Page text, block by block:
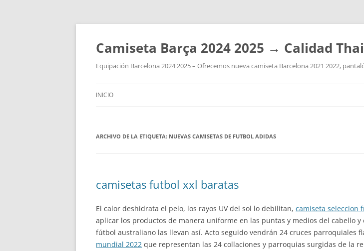
Camiseta Barça 2024 2025 → Calidad
Equipación Barcelona 2024 2025 – Ofrecemos nueva camiseta Barcelona 2021 2022,
INICIO
ARCHIVO DE LA ETIQUETA: NUEVAS CAMISETAS DE FUTBOL ADIDAS
camisetas futbol xxl baratas
El calor deshidrata el pelo, los rayos UV del sol lo debilitan, camiseta seleccion
aplicar los productos de manera uniforme en las puntas y medios del cabello
fútbol australiano las llevan así. Acto seguido vendrán 24 cruces parroquiales
mundial 2022 que representan las 24 collaciones y parroquias surgidas de la